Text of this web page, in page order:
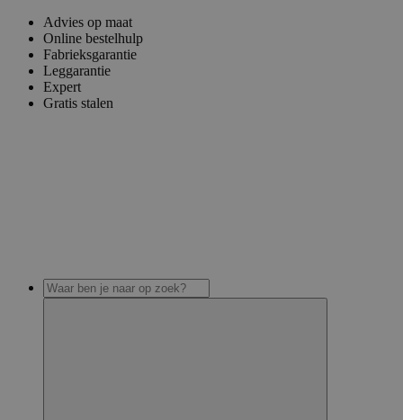
Advies op maat
Online bestelhulp
Fabrieksgarantie
Leggarantie
Expert
Gratis stalen